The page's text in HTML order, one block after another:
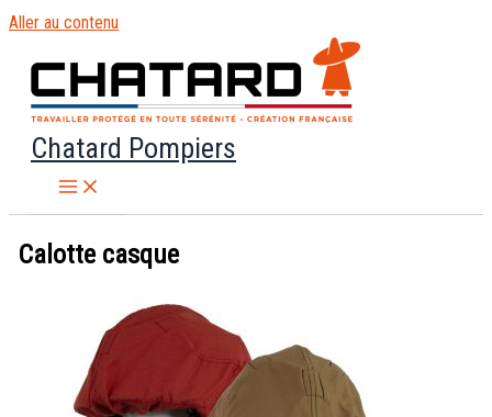
Aller au contenu
Chatard Pompiers
Calotte casque